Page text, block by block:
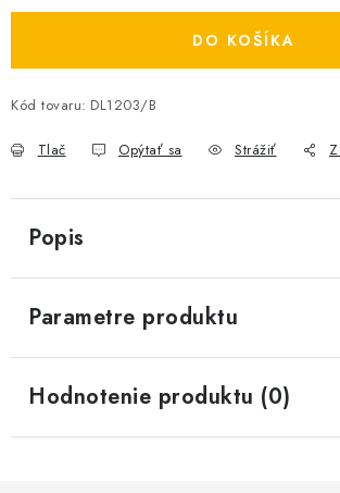
DO KOŠÍKA
Kód tovaru: DL1203/B
Tlač Opýtať sa Strážiť
Popis
Parametre produktu
Hodnotenie produktu (0)